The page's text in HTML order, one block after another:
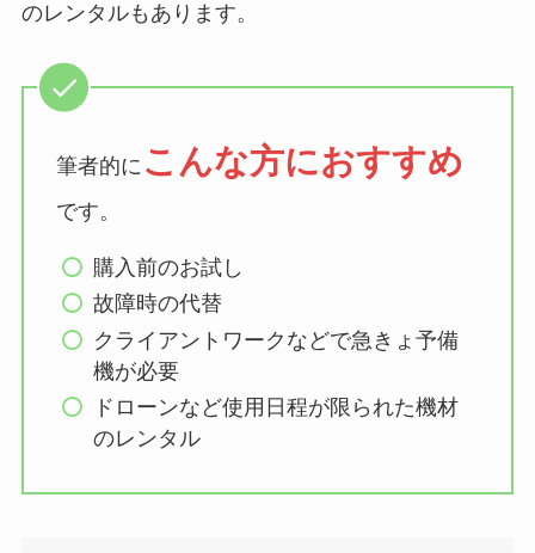
のレンタルもあります。
筆者的に こんな方におすすめ
です。
購入前のお試し
故障時の代替
クライアントワークなどで急きょ予備
機が必要
ドローンなど使用日程が限られた機材
のレンタル